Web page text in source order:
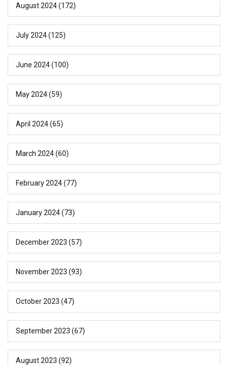
August 2024(172)
July 2024(125)
June 2024(100)
May 2024(59)
April 2024(65)
March 2024(60)
February 2024(77)
January 2024(73)
December 2023 (57)
November 2023 (93)
October 2023 (47)
September 2023 (67)
August 2023 (92)